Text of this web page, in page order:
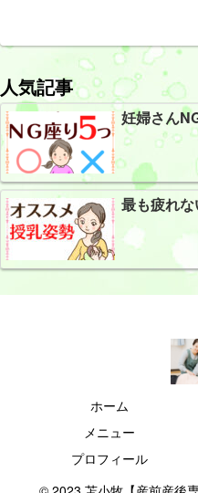
人気記事
妊婦さん
最も疲れ
ホーム
メニュー
プロフィール